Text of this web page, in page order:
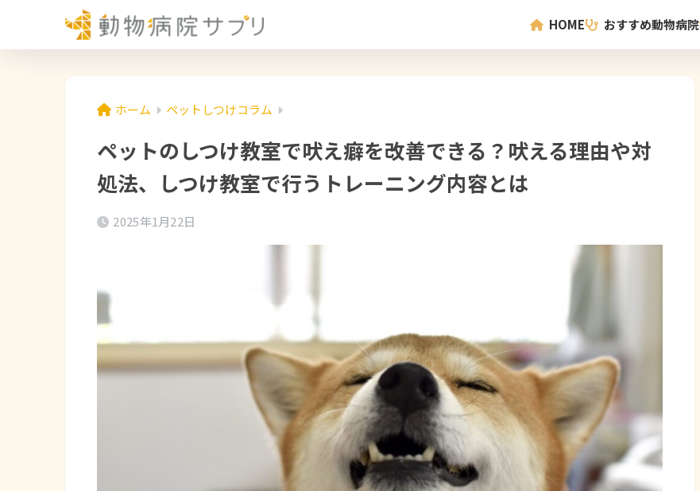
HOME おすすめ動物病院
ホーム ペットしつけコラム
ペットのしつけ教室で吠え癖を改善できる？吠える理由や対
処法、しつけ教室で行うトレーニング内容とは
2025年1月22日